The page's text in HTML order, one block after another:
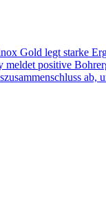
Gold legt starke
meldet positive
ab,